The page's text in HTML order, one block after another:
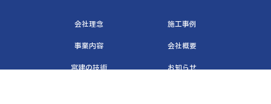
会社理念 施工事例
事業内容 会社概要
宮建の技術 お知らせ